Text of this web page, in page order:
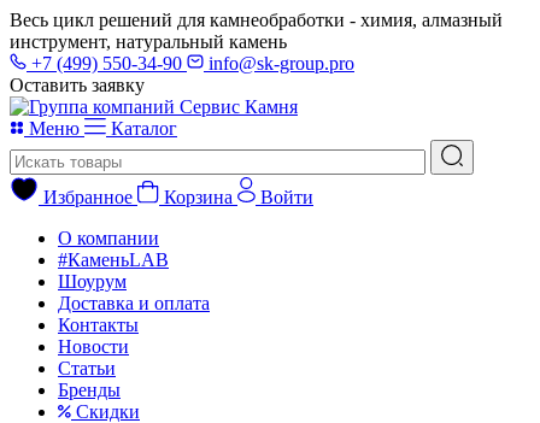
Весь цикл решений для камнеобработки - химия, алмазный
инструмент, натуральный камень
+7 (499) 550-34-90
info@sk-group.pro
Оставить заявку
Меню Каталог
Избранное Корзина
Войти
О компании
#КаменьLAB
Шоурум
Доставка и оплата
Контакты
Новости
Статьи
Бренды
Скидки